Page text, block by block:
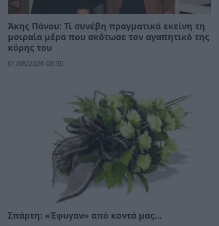
Άκης Πάνου: Τί συνέβη πραγματικά εκείνη τη
μοιραία μέρα που σκότωσε τον αγαπητικό της
κόρης του
01/08/2026 08:30
Σπάρτη: «Έφυγαν» από κοντά μας…